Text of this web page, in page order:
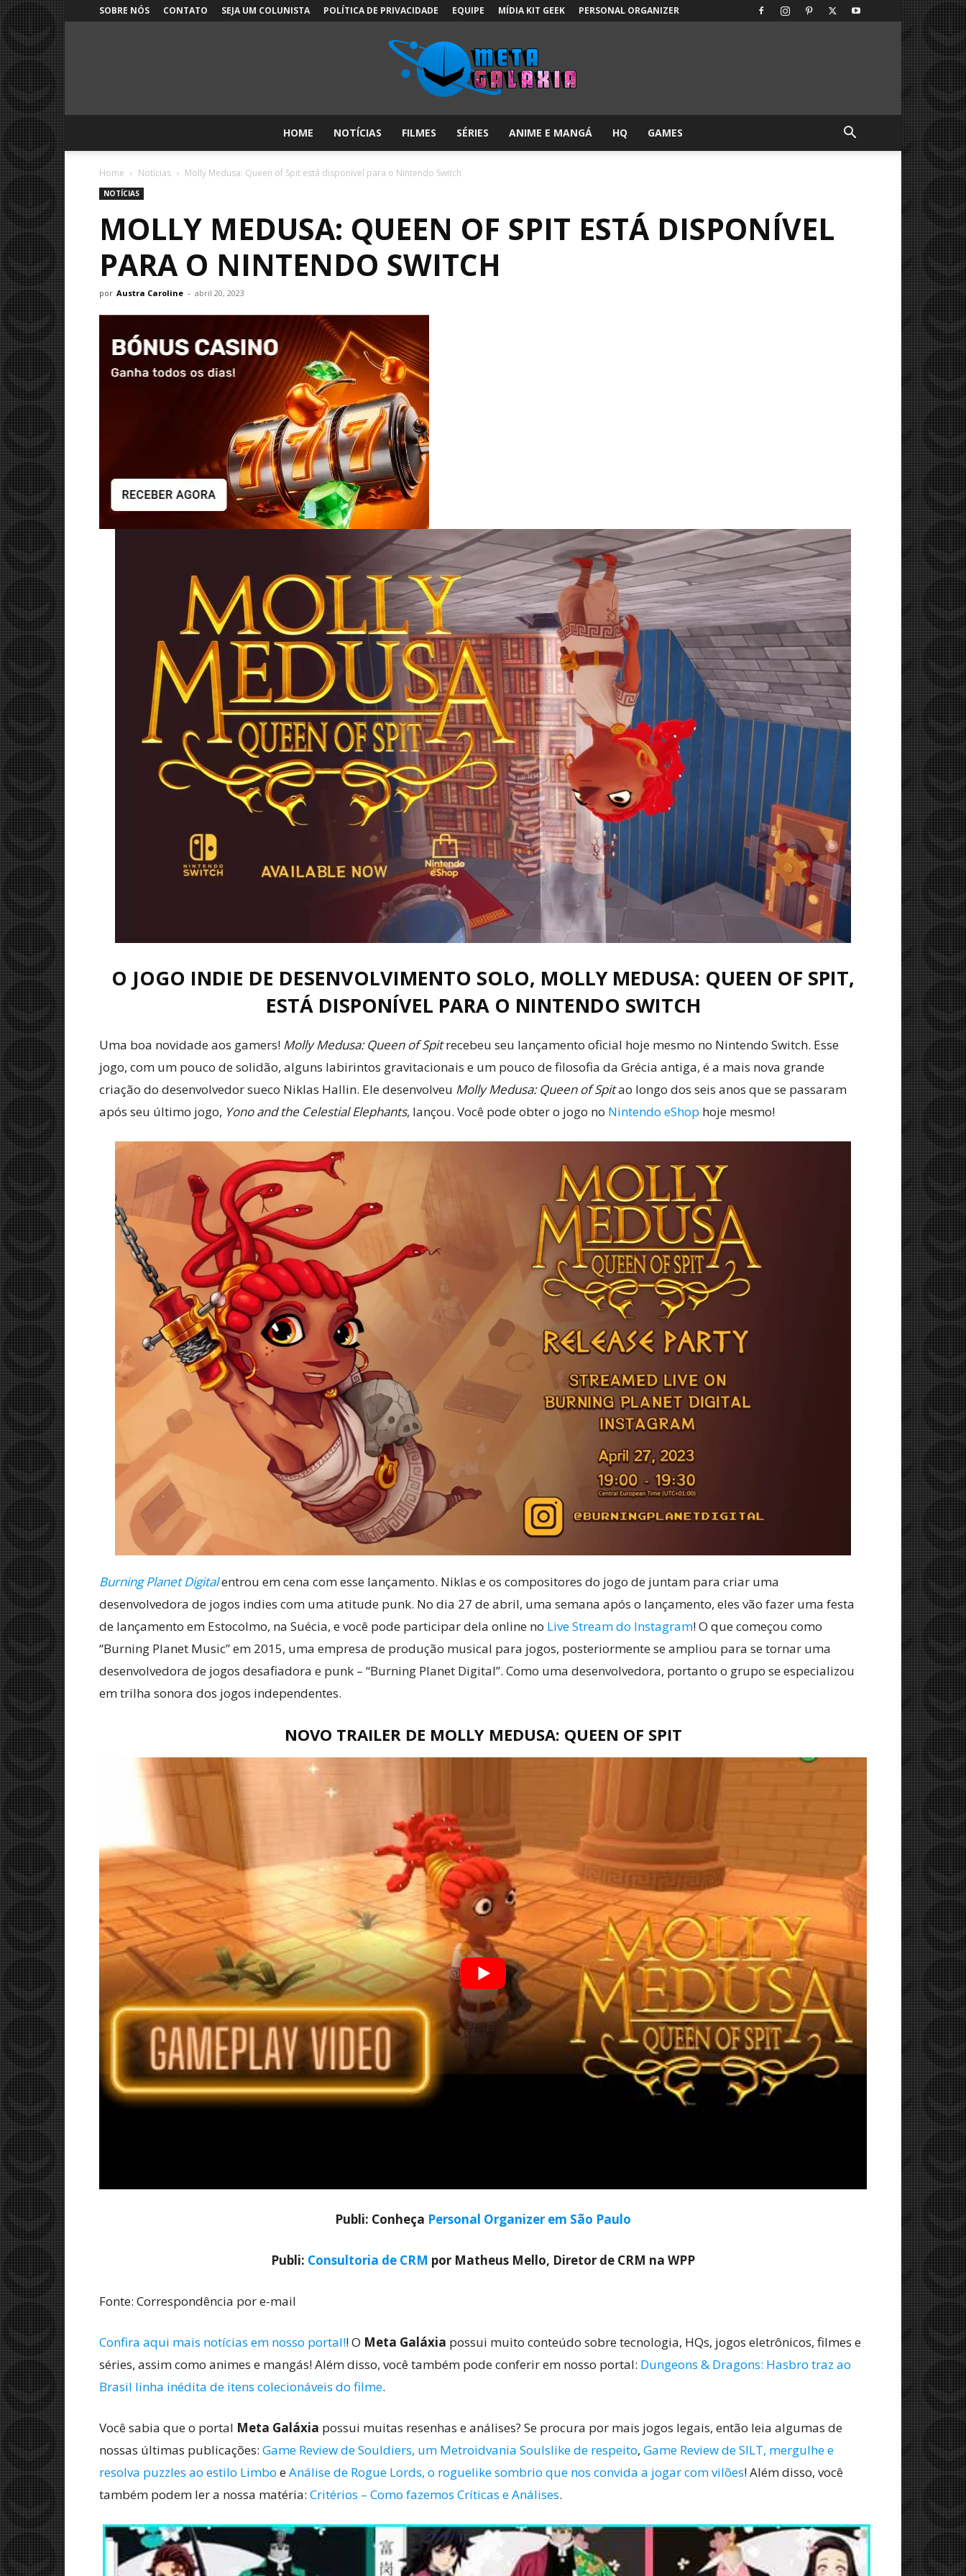
SOBRE NÓS CONTATO SEJA UM COLUNISTA POLÍTICA DE PRIVACIDADE EQUIPE MÍDIA KIT GEEK PERSONAL ORGANIZER
Galáxia:
sobre
Cultura
Pop!
HOME NOTÍCIAS FILMES SÉRIES ANIME E MANGÁ HQ GAMES
Home Notícias Molly Medusa: Queen of Spit está disponível para o Nintendo Switch
NOTÍCIAS
MOLLY MEDUSA: QUEEN OF SPIT ESTÁ DISPONÍVEL
PARA O NINTENDO SWITCH
por Austra Caroline - abril 20, 2023
O JOGO INDIE DE DESENVOLVIMENTO SOLO, MOLLY MEDUSA: QUEEN OF SPIT,
ESTÁ DISPONÍVEL PARA O NINTENDO SWITCH
Uma boa novidade aos gamers! Molly Medusa: Queen of Spitrecebeu seu lançamento oficial hoje mesmo no Nintendo Switch. Esse
jogo, com um pouco de solidão, alguns labirintos gravitacionais e um pouco de filosofia da Grécia antiga, é a mais nova grande
criação do desenvolvedor sueco Niklas Hallin. Ele desenvolveu Molly Medusa: Queen of Spitao longo dos seis anos que se passaram
após seu último jogo, Yono and the Celestial Elephants, lançou. Você pode obter o jogo no Nintendo eShop hoje mesmo!
Burning Planet Digitalentrou em cena com esse lançamento. Niklas e os compositores do jogo de juntam para criar uma
desenvolvedora de jogos indies com uma atitude punk. No dia 27 de abril, uma semana após o lançamento, eles vão fazer uma festa
de lançamento em Estocolmo, na Suécia, e você pode participar dela online no Live Stream do Instagram! O que começou como
“Burning Planet Music” em 2015, uma empresa de produção musical para jogos, posteriormente se ampliou para se tornar uma
desenvolvedora de jogos desafiadora e punk – “Burning Planet Digital”. Como uma desenvolvedora, portanto o grupo se especializou
em trilha sonora dos jogos independentes.
NOVO TRAILER DE MOLLY MEDUSA: QUEEN OF SPIT
Publi: Conheça Personal Organizer em São Paulo
Publi: Consultoria de CRM por Matheus Mello, Diretor de CRM na WPP
Fonte: Correspondência por e-mail
Confira aqui mais notícias em nosso portal!! O Meta Galáxia possui muito conteúdo sobre tecnologia, HQs, jogos eletrônicos, filmes e
séries, assim como animes e mangás! Além disso, você também pode conferir em nosso portal: Dungeons & Dragons: Hasbro traz ao
Brasil linha inédita de itens colecionáveis do filme.
Você sabia que o portal Meta Galáxia possui muitas resenhas e análises? Se procura por mais jogos legais, então leia algumas de
nossas últimas publicações: Game Review de Souldiers, um Metroidvania Soulslike de respeito, Game Review de SILT, mergulhe e
resolva puzzles ao estilo Limbo eAnálise de Rogue Lords, o roguelike sombrio que nos convida a jogar com vilões! Além disso, você
também podem ler a nossa matéria: Critérios – Como fazemos Críticas e Análises.